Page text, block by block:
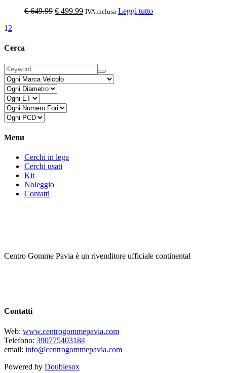
€649.99 Il
€ 499.99IlIVA inclusa Leggi tutto
1 2
Cerca
Menu
Cerchi in lega
Cerchi usati
Kit
Noleggio
Contatti
Centro Gomme Pavia è un rivenditore ufficiale continental
Contatti
Web: www.centrogommepavia.com
Telefono: 390775403184
email: info@centrogommepavia.com
Powered by Doublesox